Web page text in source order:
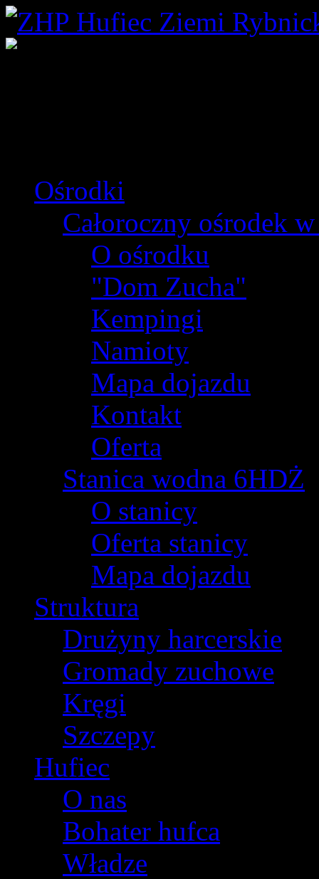
Ośrodki
Całoroczny ośrodek
O ośrodku
"Dom Zucha"
Kempingi
Namioty
Mapa dojazdu
Kontakt
Oferta
Stanica wodna 6HDŻ
O stanicy
Oferta stanicy
Mapa dojazdu
Struktura
Drużyny harcerskie
Gromady zuchowe
Kręgi
Szczepy
Hufiec
O nas
Bohater hufca
Władze